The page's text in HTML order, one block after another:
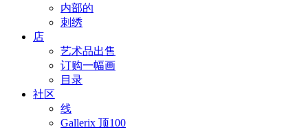
内部的
刺绣
店
艺术品出售
订购一幅画
目录
社区
线
Gallerix 顶100